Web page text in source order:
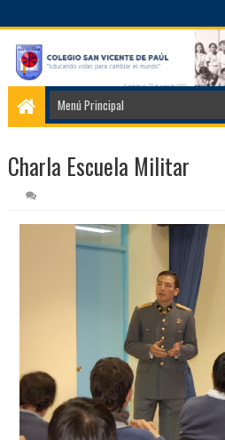
Charla Escuela Militar